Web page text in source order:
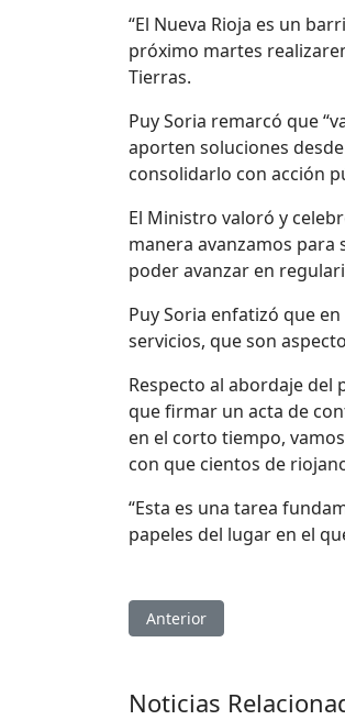
“El Nueva Rioja es un
próximo martes
Tierras.
Puy Soria remarcó que
aporten soluciones
consolidarlo con acción
El Ministro valoró y
manera avanzamos
poder avanzar en
Puy Soria enfatizó que
servicios, que son
Respecto al abordaje
que firmar un acta de
en el corto tiempo,
con que cientos de
“Esta es una tarea
papeles del lugar en el
Artículo anterior: El
Anterior
Noticias